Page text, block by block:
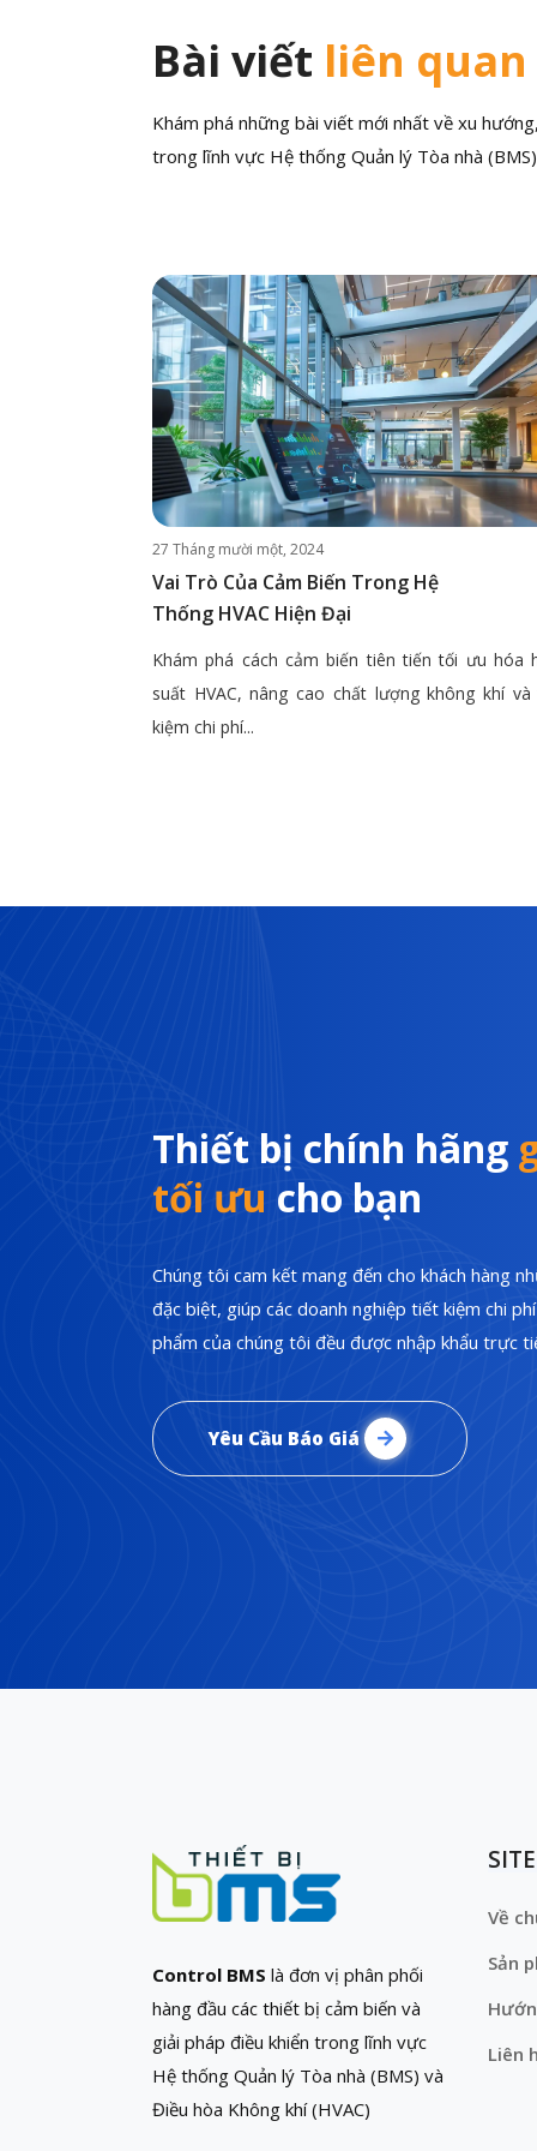
Bài viết liên quan
Khám phá những bài viết mới nhất về xu
trong lĩnh vực Hệ thống Quản lý Tòa nhà
27 Tháng mười một, 2024
Vai Trò Của Cảm Biến Trong Hệ
Thống HVAC Hiện Đại
Khám phá cách cảm biến tiên tiến tối ưu hóa
suất HVAC, nâng cao chất lượng không khí
kiệm chi phí...
Thiết bị chính hãng
tối ưu cho bạn
Chúng tôi cam kết mang đến cho khách hàng
đặc biệt, giúp các doanh nghiệp tiết kiệm chi
phẩm của chúng tôi đều được nhập khẩu trực
Yêu Cầu Báo Giá
Control BMS là đơn vị phân phối
hàng đầu các thiết bị cảm biến và
giải pháp điều khiển trong lĩnh vực
Hệ thống Quản lý Tòa nhà (BMS) và
Điều hòa Không khí (HVAC)
Về
Sản
Liên